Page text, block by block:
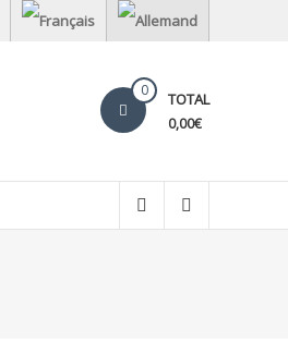
0 TOTAL
0,00€